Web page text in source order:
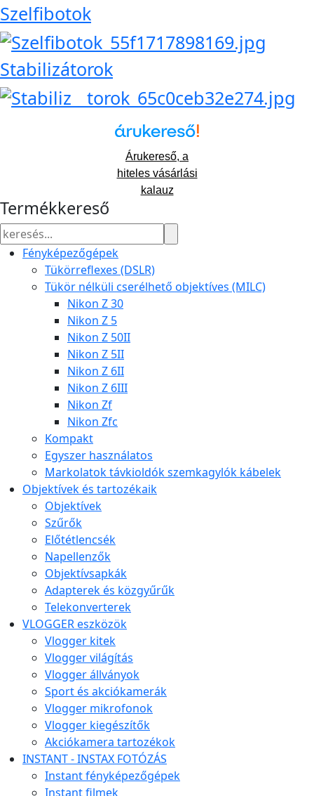
Szelfibotok
Stabilizátorok
Árukereső, a
hiteles vásárlási
kalauz
Termékkereső
Fényképezőgépek
Tükörreflexes (DSLR)
Tükör nélküli cserélhető objektíves (MILC)
Nikon Z 30
Nikon Z 5
Nikon Z 50II
Nikon Z 5II
Nikon Z 6II
Nikon Z 6III
Nikon Zf
Nikon Zfc
Kompakt
Egyszer használatos
Markolatok távkioldók szemkagylók kábelek
Objektívek és tartozékaik
Objektívek
Szűrők
Előtétlencsék
Napellenzők
Objektívsapkák
Adapterek és közgyűrűk
Telekonverterek
VLOGGER eszközök
Vlogger kitek
Vlogger világítás
Vlogger állványok
Sport és akciókamerák
Vlogger mikrofonok
Vlogger kiegészítők
Akciókamera tartozékok
INSTANT - INSTAX FOTÓZÁS
Instant fényképezőgépek
Instant filmek